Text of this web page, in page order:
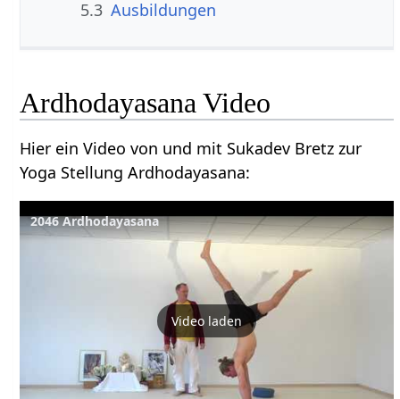
5.3 Ausbildungen
Ardhodayasana Video
Hier ein Video von und mit Sukadev Bretz zur
Yoga Stellung Ardhodayasana:
2046 Ardhodayasana
Video laden